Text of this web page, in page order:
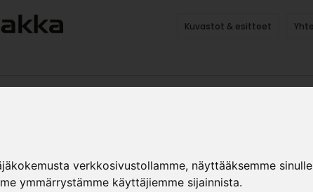
verkkosivustollamme, näyttääksemme
ymmärrystämme käyttäjiemme sijainnista.
Kuvastot & esitteet
MLAM-OVI
Teollisuustuotteet»Kalusterungot ja ovet